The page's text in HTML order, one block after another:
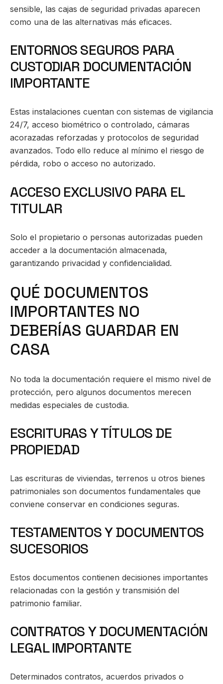
sensible, las cajas de seguridad privadas aparecen
como una de las alternativas más eficaces.
ENTORNOS SEGUROS PARA
CUSTODIAR DOCUMENTACIÓN
IMPORTANTE
Estas instalaciones cuentan con sistemas de vigilancia
24/7, acceso biométrico o controlado, cámaras
acorazadas reforzadas y protocolos de seguridad
avanzados. Todo ello reduce al mínimo el riesgo de
pérdida, robo o acceso no autorizado.
ACCESO EXCLUSIVO PARA EL
TITULAR
Solo el propietario o personas autorizadas pueden
acceder a la documentación almacenada,
garantizando privacidad y confidencialidad.
QUÉ DOCUMENTOS
IMPORTANTES NO
DEBERÍAS GUARDAR EN
CASA
No toda la documentación requiere el mismo nivel de
protección, pero algunos documentos merecen
medidas especiales de custodia.
ESCRITURAS Y TÍTULOS DE
PROPIEDAD
Las escrituras de viviendas, terrenos u otros bienes
patrimoniales son documentos fundamentales que
conviene conservar en condiciones seguras.
TESTAMENTOS Y DOCUMENTOS
SUCESORIOS
Estos documentos contienen decisiones importantes
relacionadas con la gestión y transmisión del
patrimonio familiar.
CONTRATOS Y DOCUMENTACIÓN
LEGAL IMPORTANTE
Determinados contratos, acuerdos privados o